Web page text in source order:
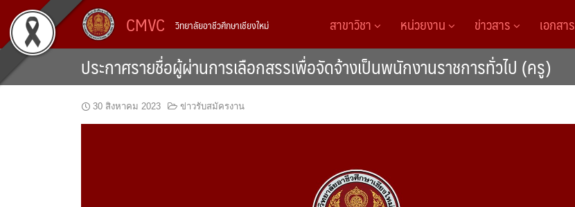
content
CMVC วิทยาลัยอาชีวศึกษาเชียงใหม่ สาขาวิชา หน่วยงาน ข่าวสาร เอกสาร
ประกาศรายชื่อผู้ผ่านการเลือกสรรเพื่อจัดจ้างเป็นพนักงานราชการทั่วไป (ครู)
30 สิงหาคม 2023 ข่าวรับสมัครงาน